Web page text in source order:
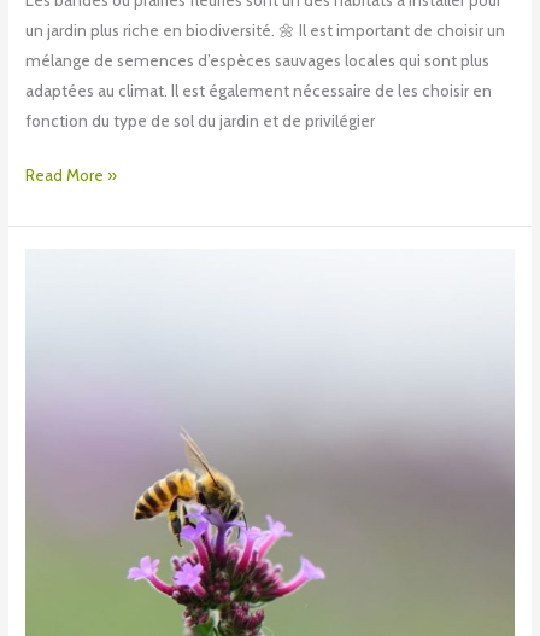
un jardin plus riche en biodiversité. 🌼 Il est important de choisir un
mélange de semences d’espèces sauvages locales qui sont plus
adaptées au climat. Il est également nécessaire de les choisir en
fonction du type de sol du jardin et de privilégier
Read More »